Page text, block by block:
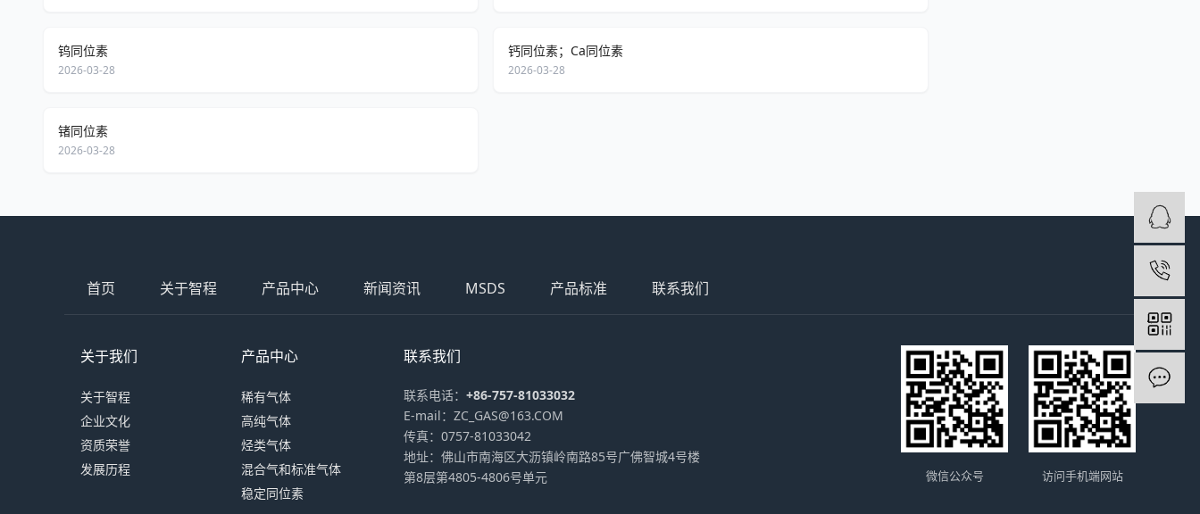
钨同位素
2026-03-28
钙同位素；Ca同位素
2026-03-28
锗同位素
2026-03-28
首页 关于智程 产品中心 新闻资讯 MSDS 产品标准 联系我们
关于我们
关于智程
企业文化
资质荣誉
发展历程
产品中心
稀有气体
高纯气体
烃类气体
混合气和标准气体
稳定同位素
联系我们
联系电话： +86-757-81033032
E-mail：ZC_GAS@163.COM
传真：0757-81033042
地址：佛山市南海区大沥镇岭南路85号广佛智城4号楼
第8层第4805-4806号单元
微信公众号 访问手机端网站